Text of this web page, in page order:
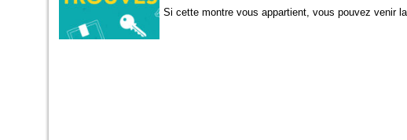
Si cette montre vous appartient, vous pouvez venir